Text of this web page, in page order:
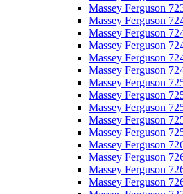
Massey Ferguson
Massey Ferguson
Massey Ferguson
Massey Ferguson
Massey Ferguson
Massey Ferguson
Massey Ferguson
Massey Ferguson
Massey Ferguson
Massey Ferguson
Massey Ferguson
Massey Ferguson
Massey Ferguson
Massey Ferguson
Massey Ferguson